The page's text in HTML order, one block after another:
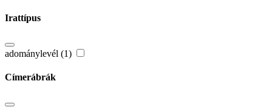
Irattípus
adománylevél (1)
Címerábrák